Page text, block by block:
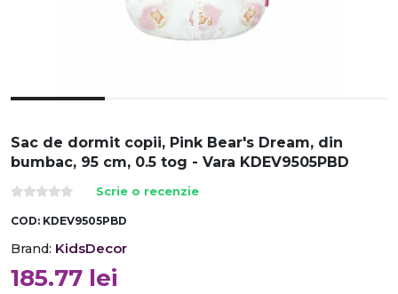
Sac de dormit copii, Pink Bear's Dream, din
bumbac, 95 cm, 0.5 tog - Vara KDEV9505PBD
Scrie o recenzie
COD: KDEV9505PBD
Brand: KidsDecor
185.77 lei